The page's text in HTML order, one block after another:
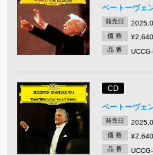
ベートーヴェ
発売日
価 格
品 番
CD
ベートーヴェ
発売日
価 格
品 番